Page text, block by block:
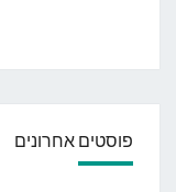
פוסטים אחרונים